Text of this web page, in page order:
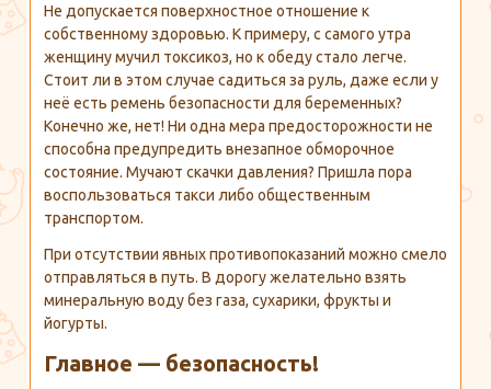
Не допускается поверхностное отношение к
собственному здоровью. К примеру, с самого утра
женщину мучил токсикоз, но к обеду стало легче.
Стоит ли в этом случае садиться за руль, даже если у
неё есть ремень безопасности для беременных?
Конечно же, нет! Ни одна мера предосторожности не
способна предупредить внезапное обморочное
состояние. Мучают скачки давления? Пришла пора
воспользоваться такси либо общественным
транспортом.
При отсутствии явных противопоказаний можно смело
отправляться в путь. В дорогу желательно взять
минеральную воду без газа, сухарики, фрукты и
йогурты.
Главное — безопасность!